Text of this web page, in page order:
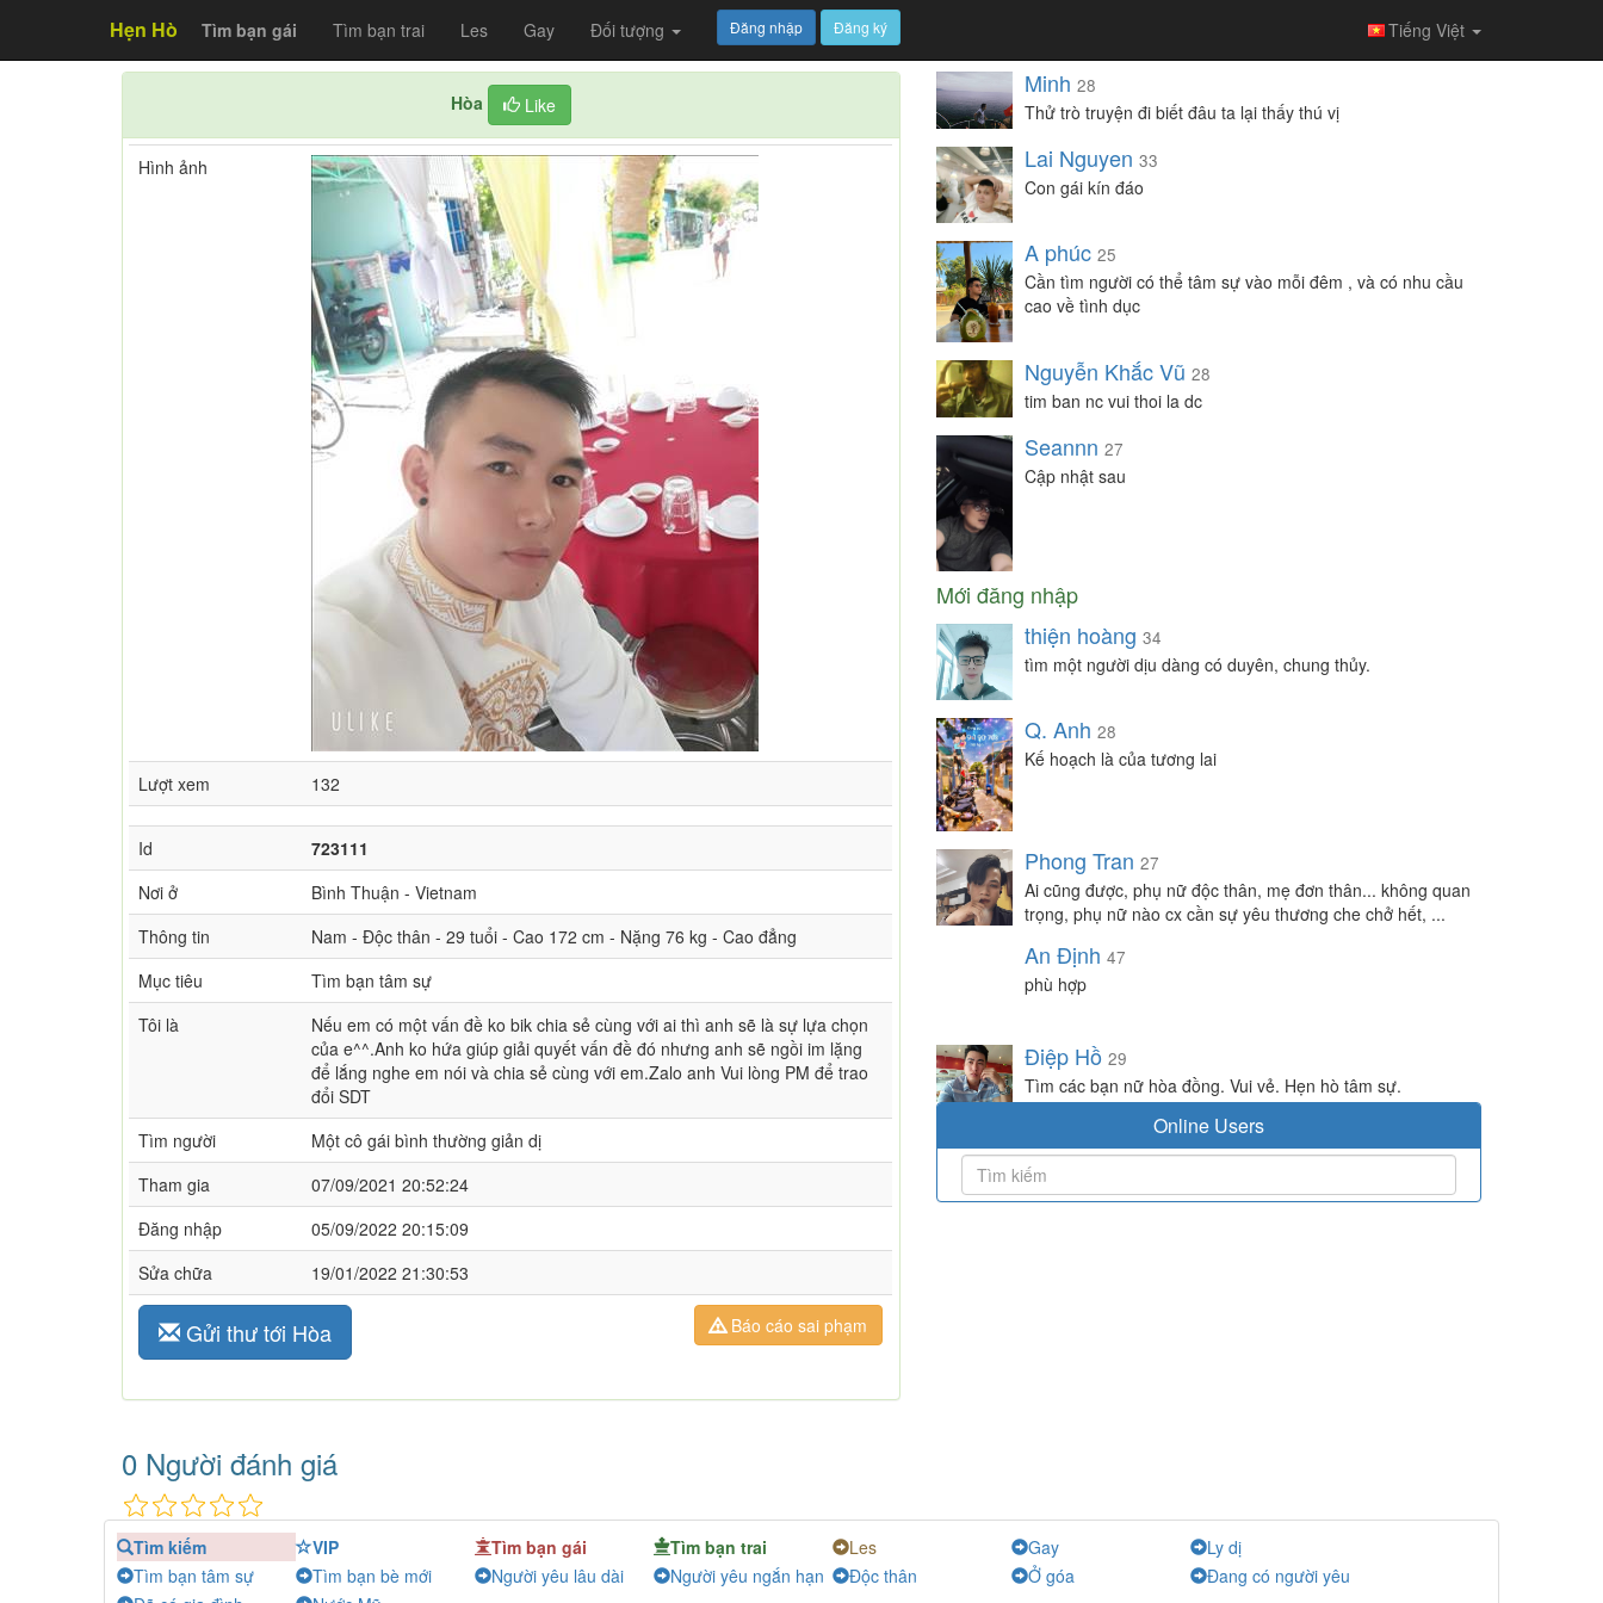
Hẹn Hò Tìm bạn gái Tìm bạn trai Les Gay Đối tượng Đăng nhập Đăng ký Tiếng Việt
Hòa Like
Hình ảnh
Lượt xem 132
Id
723111
Nơi ở
Bình Thuận - Vietnam
Thông tin
Nam - Độc thân - 29 tuổi - Cao 172 cm - Nặng 76 kg - Cao đẳng
Mục tiêu
Tìm bạn tâm sự
Tôi là
Nếu em có một vấn đề ko bik chia sẻ cùng với ai thì anh sẽ là sự lựa chọn
của e^^.Anh ko hứa giúp giải quyết vấn đề đó nhưng anh sẽ ngồi im lặng
để lắng nghe em nói và chia sẻ cùng với em.Zalo anh Vui lòng PM để trao
đổi SDT
Tìm người
Một cô gái bình thường giản dị
Tham gia
07/09/2021 20:52:24
Đăng nhập
05/09/2022 20:15:09
Sửa chữa
19/01/2022 21:30:53
Gửi thư tới Hòa Báo cáo sai phạm
0 Người đánh giá
Minh 28
Thử trò truyện đi biết đâu ta lại thấy thú vị
Lai Nguyen 33
Con gái kín đáo
A phúc 25
Cần tìm người có thể tâm sự vào mỗi đêm , và có nhu cầu
cao về tình dục
Nguyễn Khắc Vũ 28
tim ban nc vui thoi la dc
Seannn 27
Cập nhật sau
Mới đăng nhập
thiện hoàng 34
tìm một người dịu dàng có duyên, chung thủy.
Q. Anh 28
Kế hoạch là của tương lai
Phong Tran 27
Ai cũng được, phụ nữ độc thân, mẹ đơn thân... không quan
trọng, phụ nữ nào cx cần sự yêu thương che chở hết, ...
An Định 47
phù hợp
Điệp Hồ 29
Tìm các bạn nữ hòa đồng. Vui vẻ. Hẹn hò tâm sự.
Online Users
Tìm kiếm VIP Tìm bạn gái Tìm bạn trai Les Gay
Ly dị
Tìm bạn tâm sự
Tìm bạn bè mới Người yêu lâu dài Người yêu ngắn hạn Độc thân Ở góa
Đang có người yêu